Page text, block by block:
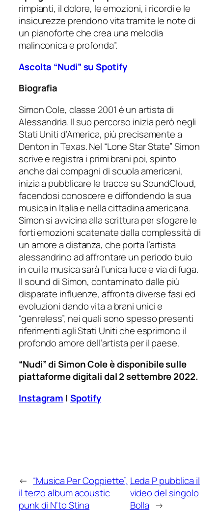
rimpianti, il dolore, le emozioni, i ricordi e le
insicurezze prendono vita tramite le note di
un pianoforte che crea una melodia
malinconica e profonda”.
Ascolta “Nudi” su Spotify
Biografia
Simon Cole, classe 2001 è un artista di
Alessandria. Il suo percorso inizia però negli
Stati Uniti d’America, più precisamente a
Denton in Texas. Nel “Lone Star State” Simon
scrive e registra i primi brani poi, spinto
anche dai compagni di scuola americani,
inizia a pubblicare le tracce su SoundCloud,
facendosi conoscere e diffondendo la sua
musica in Italia e nella cittadina americana.
Simon si avvicina alla scrittura per sfogare le
forti emozioni scatenate dalla complessità di
un amore a distanza, che porta l’artista
alessandrino ad affrontare un periodo buio
in cui la musica sarà l’unica luce e via di fuga.
Il sound di Simon, contaminato dalle più
disparate influenze, affronta diverse fasi ed
evoluzioni dando vita a brani unici e
“genreless”, nei quali sono spesso presenti
riferimenti agli Stati Uniti che esprimono il
profondo amore dell’artista per il paese.
“Nudi” di Simon Cole è disponibile sulle
piattaforme digitali dal 2 settembre 2022.
Instagram | Spotify
← “Musica Per Coppiette”,
il terzo album acoustic
punk di N’to Stina
Leda P pubblica il
video del singolo
Bolla →